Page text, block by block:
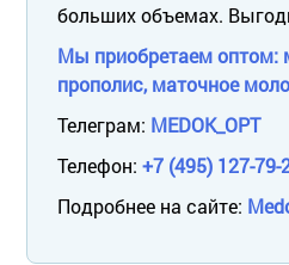
больших объемах.
Мы приобретаем оптом:
прополис, маточное
Телеграм: MEDOK_OPT
Телефон: +7 (495) 127-79-
Подробнее на сайте: